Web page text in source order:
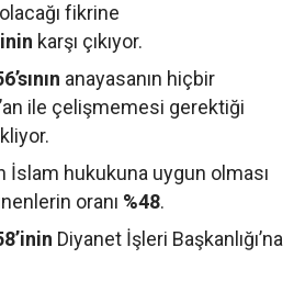
fikrine
karşı çıkıyor.
anayasanın hiçbir
ile çelişmemesi gerektiği
İslam hukukuna uygun olması
oranı %48.
Diyanet İşleri Başkanlığı’na